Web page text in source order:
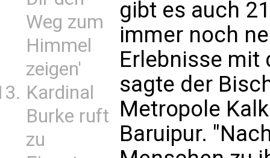
Weg zum
Himmel
zeigen'
Kardinal
Burke ruft
zu
gibt es auch
immer noch
Erlebnisse mit
sagte der
Metropole
Baruipur.